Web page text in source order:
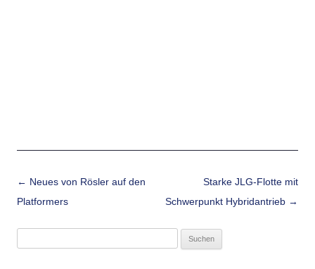
Beitrags-Navigation
← Neues von Rösler auf den
Platformers
Starke JLG-Flotte mit
Schwerpunkt Hybridantrieb →
nach: